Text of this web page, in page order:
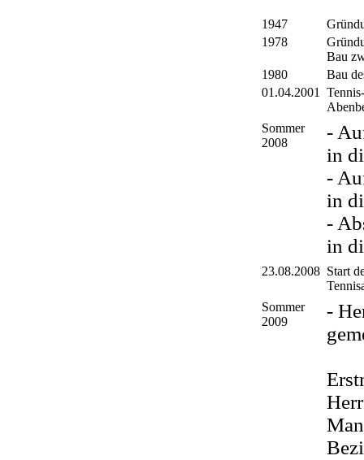
1947
1978
Bau
1980
Bau
01.04.2001
Sommer
2008
-
in
-
in
-
in
23.08.2008 Start
Sommer
2009
-